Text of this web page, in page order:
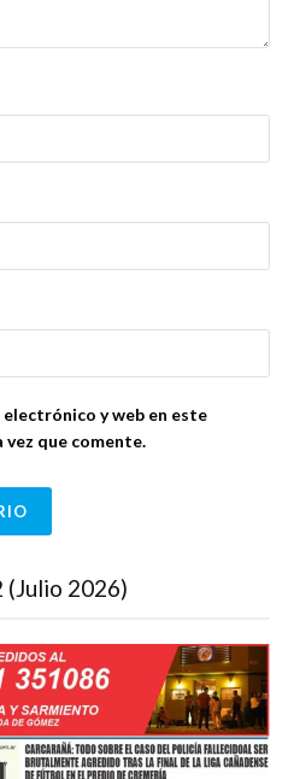
y web en este
vez que comente.
(Julio 2026)